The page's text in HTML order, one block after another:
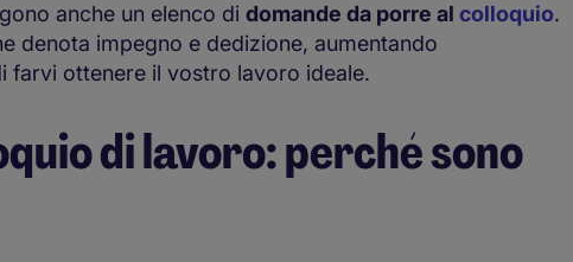
anche un elenco di domande da porre al colloquio.
denota impegno e dedizione, aumentando
farvi ottenere il vostro lavoro ideale.
di lavoro: perché sono